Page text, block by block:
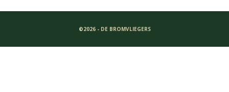
©2026 - DE BROMVLIEGERS